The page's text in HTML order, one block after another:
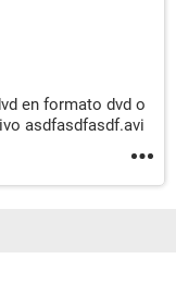
en formato dvd o
asdfasdfasdf.avi